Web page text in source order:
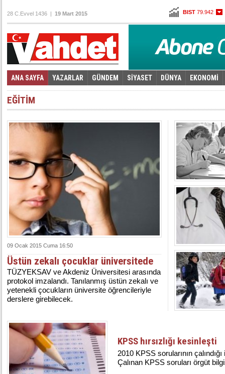
Euro2,7845
28 C.Evvel 1436 | 19 Mart 2015
ANA SAYFA YAZARLAR GÜNDEM SİYASET DÜNYA EKONOMİ
Foto Galeri | Video Galeri
EĞİTİM
09 Ocak 2015 Cuma 16:50
Üstün zekalı çocuklar üniversitede
TÜZYEKSAV ve Akdeniz Üniversitesi arasında
protokol imzalandı. Tanılanmış üstün zekalı ve
yetenekli çocukların üniversite öğrencileriyle
derslere girebilecek.
KPSS hırsızlığı kesinleşti
2010 KPSS sorularının
Çalınan KPSS soruları örgüt